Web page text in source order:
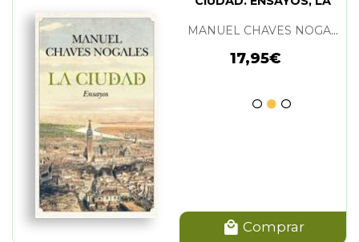
MANUEL CHAVES NOGALES
17,95€
Comprar